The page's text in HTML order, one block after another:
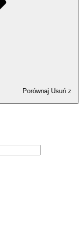
Porównaj Usuń z